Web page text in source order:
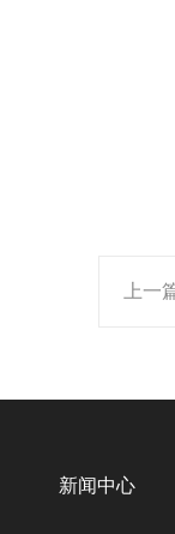
上一
新闻中心